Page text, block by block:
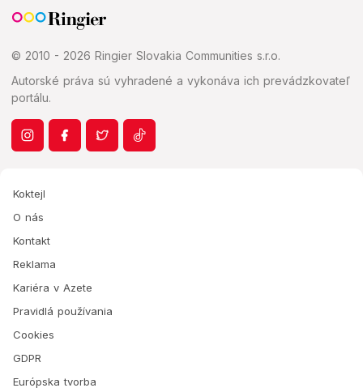
© 2010 - 2026 Ringier Slovakia Communities s.r.o.
Autorské práva sú vyhradené a vykonáva ich prevádzkovateľ
portálu.
Koktejl
O nás
Kontakt
Reklama
Kariéra v Azete
Pravidlá používania
Cookies
GDPR
Európska tvorba